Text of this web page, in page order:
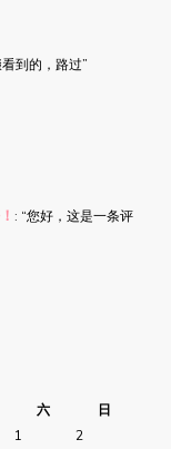
到的，路过”
: “您好，这是一条评
六
日
1
2